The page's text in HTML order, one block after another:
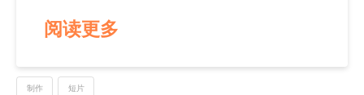
阅读更多
制作 短片